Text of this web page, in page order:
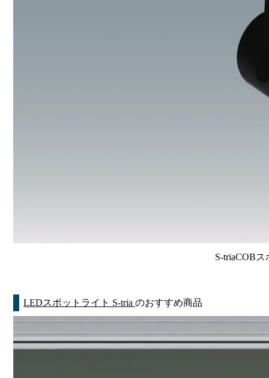
S-triaCOB
LEDスポットライト S-triaのおすすめ商品